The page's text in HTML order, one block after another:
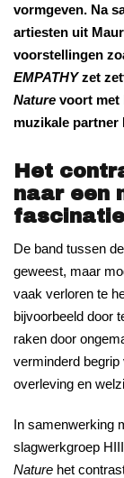
vormgeven. Na
artiesten uit
voorstellingen
EMPATHYzet
Nature voort met
muzikale partner
Het
naar een
De band tussen
geweest, maar
vaak verloren te
bijvoorbeeld door
raken door
verminderd
overleving en
In samenwerking
slagwerkgroep
Nature het